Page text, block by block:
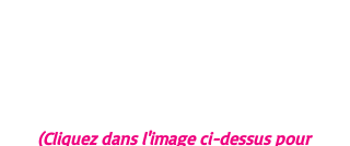
(Cliquez dans l'image ci-dessus pour